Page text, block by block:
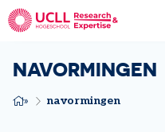
NAVORMINGEN
KRUIMELPAD
navormingen